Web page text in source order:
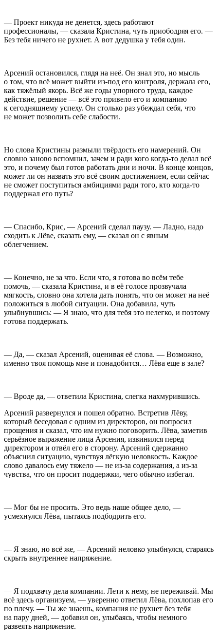
— Проект никуда не денется, здесь работают
профессионалы, — сказала Кристина, чуть приободряя его. —
Без тебя ничего не рухнет. А вот дедушка у тебя один.
Арсений остановился, глядя на неё. Он знал это, но мысль
о том, что всё может выйти из-под его контроля, держала его,
как тяжёлый якорь. Всё же годы упорного труда, каждое
действие, решение — всё это привело его и компанию
к сегодняшнему успеху. Он столько раз убеждал себя, что
не может позволить себе слабости.
Но слова Кристины размыли твёрдость его намерений. Он
словно заново вспомнил, зачем и ради кого когда-то делал всё
это, и почему был готов работать дни и ночи. В конце концов,
может ли он назвать это всё своим достижением, если сейчас
не сможет поступиться амбициями ради того, кто когда-то
поддержал его путь?
— Спасибо, Крис, — Арсений сделал паузу. — Ладно, надо
сходить к Лёве, сказать ему, — сказал он с явным
облегчением.
— Конечно, не за что. Если что, я готова во всём тебе
помочь, — сказала Кристина, и в её голосе прозвучала
мягкость, словно она хотела дать понять, что он может на неё
положиться в любой ситуации. Она добавила, чуть
улыбнувшись: — Я знаю, что для тебя это нелегко, и поэтому
готова поддержать.
— Да, — сказал Арсений, оценивая её слова. — Возможно,
именно твоя помощь мне и понадобится… Лёва еще в зале?
— Вроде да, — ответила Кристина, слегка нахмурившись.
Арсений развернулся и пошел обратно. Встретив Лёву,
который беседовал с одним из директоров, он попросил
прощения и сказал, что им нужно поговорить. Лёва, заметив
серьёзное выражение лица Арсения, извинился перед
директором и отвёл его в сторону. Арсений сдержанно
объяснил ситуацию, чувствуя лёгкую неловкость. Каждое
слово давалось ему тяжело — не из-за содержания, а из-за
чувства, что он просит поддержки, чего обычно избегал.
— Мог бы не просить. Это ведь наше общее дело, —
усмехнулся Лёва, пытаясь подбодрить его.
— Я знаю, но всё же, — Арсений неловко улыбнулся, стараясь
скрыть внутреннее напряжение.
— Я подхвачу дела компании. Лети к нему, не переживай. Мы
всё здесь организуем, — уверенно ответил Лёва, похлопав его
по плечу. — Ты же знаешь, компания не рухнет без тебя
на пару дней, — добавил он, улыбаясь, чтобы немного
развеять напряжение.